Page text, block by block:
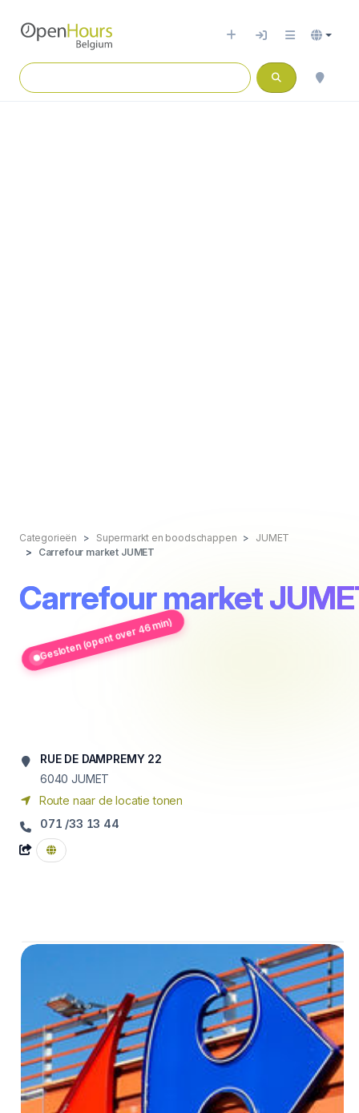
Categorieën Supermarkt en boodschappen
JUMET
Carrefour market JUMET
Carrefour market
Gesloten (opent over 46 min)
RUE DE DAMPREMY 22
6040 JUMET
Route naar de locatie tonen
071 /33 13 44